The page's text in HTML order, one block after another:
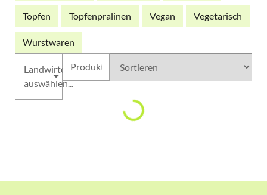
Topfen Topfenpralinen Vegan Vegetarisch
Wurstwaren
Landwirte
auswählen...